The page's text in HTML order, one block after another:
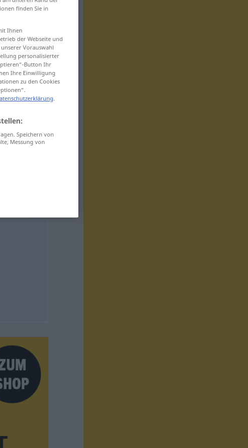
finden Sie in
Ihnen
der Webseite und
Vorauswahl
personalisierter
Button Ihr
Ihre Einwilligung
zu den Cookies
.
Speichern von
Messung von